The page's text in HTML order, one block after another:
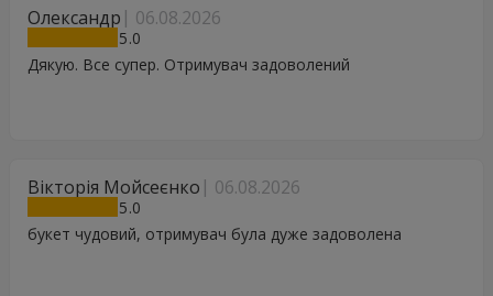
Олександр 06.08.2026
5
Дякую. Все супер. Отримувач задоволений
Вікторія Мойсеєнко 06.08.2026
5
букет чудовий, отримувач була дуже задоволена